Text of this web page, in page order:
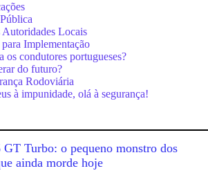
Autoridades Locais
Implementação
os condutores portugueses?
do futuro?
Rodoviária
à impunidade, olá à segurança!
GT Turbo: o pequeno monstro dos
ainda morde hoje